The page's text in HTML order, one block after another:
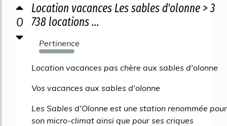
0
Location vacances Les sables d'olonne > 3
738 locations ...
Pertinence
1635%
Location vacances pas chère aux sables d'olonne
Vos vacances aux sables d'olonne
Les Sables d'Olonne est une station renommée pour
son micro-climat ainsi que pour ses criques